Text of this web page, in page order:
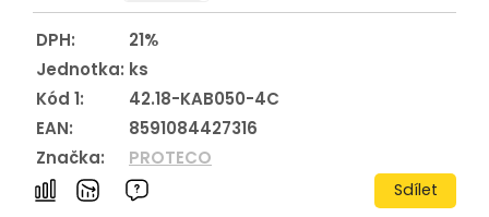
DPH:
21%
Jednotka: ks
Kód 1:
42.18-KAB050-4C
EAN:
8591084427316
Značka:
PROTECO
Sdílet